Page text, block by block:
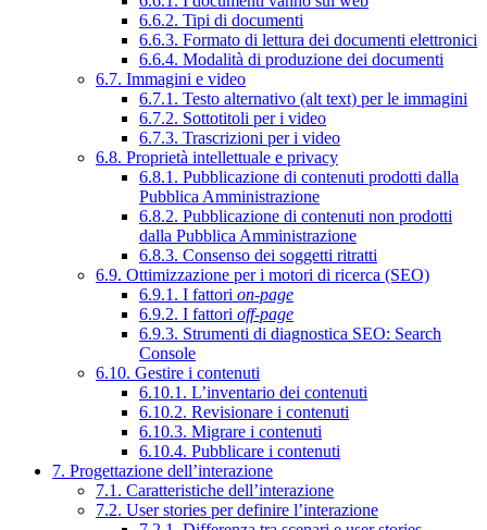
6.6.2. Tipi di documenti
6.6.3. Formato di lettura dei documenti elettronici
6.6.4. Modalità di produzione dei documenti
6.7. Immagini e video
6.7.1. Testo alternativo (alt text) per le immagini
6.7.2. Sottotitoli per i video
6.7.3. Trascrizioni per i video
6.8. Proprietà intellettuale e privacy
6.8.1. Pubblicazione di contenuti prodotti dalla
Pubblica Amministrazione
6.8.2. Pubblicazione di contenuti non prodotti
dalla Pubblica Amministrazione
6.8.3. Consenso dei soggetti ritratti
6.9. Ottimizzazione per i motori di ricerca (SEO)
6.9.1. I fattori on-page
6.9.2. I fattori off-page
6.9.3. Strumenti di diagnostica SEO: Search
Console
6.10. Gestire i contenuti
6.10.1. L’inventario dei contenuti
6.10.2. Revisionare i contenuti
6.10.3. Migrare i contenuti
6.10.4. Pubblicare i contenuti
7. Progettazione dell’interazione
7.1. Caratteristiche dell’interazione
7.2. User stories per definire l’interazione